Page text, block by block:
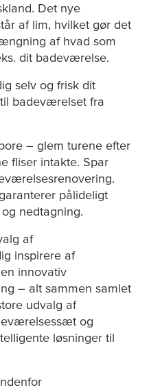
Det nye
af lim, hvilket gør det
af hvad som
dit badeværelse.
selv og frisk dit
badeværelset fra
– glem turene efter
fliser intakte. Spar
pålideligt
nedtagning.
af
inspirere af
innovativ
– alt sammen samlet
udvalg af
og
løsninger til